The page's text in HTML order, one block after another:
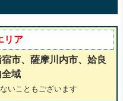
リア
市、薩摩川内市、姶良
域
いこともございます